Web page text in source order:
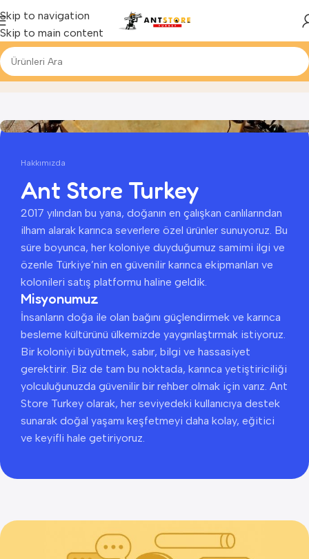
Skip to navigation
Skip to main content
HakkımızdaAna Sayfa Hakkımızda
Hakkımızda
Ant Store Turkey
2017 yılından bu yana, doğanın en çalışkan canlılarından
ilham alarak karınca severlere özel ürünler sunuyoruz. Bu
süre boyunca, her koloniye duyduğumuz samimi ilgi ve
özenle Türkiye’nin en güvenilir karınca ekipmanları ve
kolonileri satış platformu haline geldik.
Misyonumuz
İnsanların doğa ile olan bağını güçlendirmek ve karınca
besleme kültürünü ülkemizde yaygınlaştırmak istiyoruz.
Bir koloniyi büyütmek, sabır, bilgi ve hassasiyet
gerektirir. Biz de tam bu noktada, karınca yetiştiriciliği
yolculuğunuzda güvenilir bir rehber olmak için varız. Ant
Store Turkey olarak, her seviyedeki kullanıcıya destek
sunarak doğal yaşamı keşfetmeyi daha kolay, eğitici
ve keyifli hale getiriyoruz.